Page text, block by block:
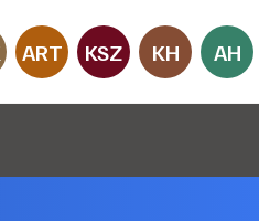
ART KSZ KH AH